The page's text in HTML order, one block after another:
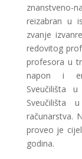
znanstveno-
reizabran u
zvanje
redovitog
profesora u
napon i
Sveučilišta
Sveučilišta
računarstva.
proveo je
godina.